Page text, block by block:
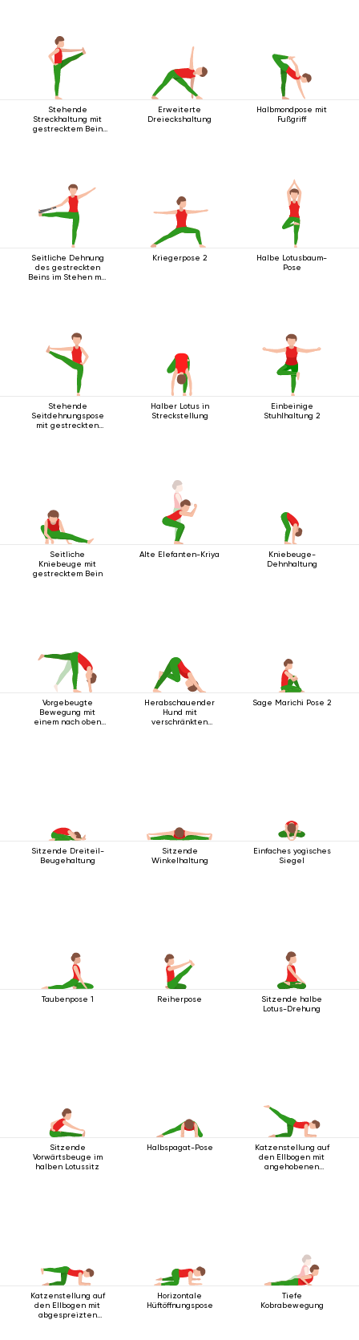
Stehende
Streckhaltung mit
gestrecktem Bein
Erweiterte
Dreieckshaltung
Halbmondpose mit
Fußgriff
Seitliche Dehnung
des gestreckten
Beins im Stehen mit
Kriegerpose 2
Halbe Lotusbaum-
Pose
Stehende
Seitdehnungspose
mit gestreckten
Halber Lotus in
Streckstellung
Einbeinige
Stuhlhaltung 2
Seitliche
Kniebeuge mit
gestrecktem Bein
Alte Elefanten-Kriya
Kniebeuge-
Dehnhaltung
Vorgebeugte
Bewegung mit
einem nach oben
Herabschauender
Hund mit
verschränkten
Sage Marichi Pose 2
Sitzende Dreiteil-
Beugehaltung
Sitzende
Winkelhaltung
Einfaches yogisches
Siegel
Taubenpose 1 Reiherpose
Sitzende halbe
Lotus-Drehung
Sitzende
Vorwärtsbeuge im
halben Lotussitz
Halbspagat-Pose
Katzenstellung auf
den Ellbogen mit
angehobenen
Katzenstellung auf
den Ellbogen mit
abgespreizten
Horizontale
Hüftöffnungspose
Tiefe
Kobrabewegung